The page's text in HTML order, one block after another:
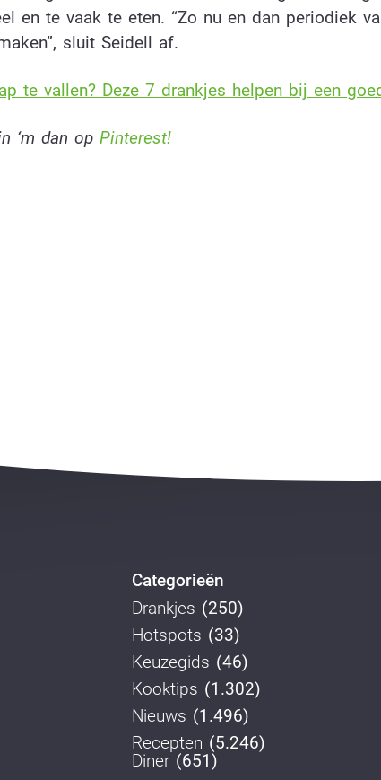
en te vaak te eten. “Zo nu en dan periodiek
sluit Seidell af.
te vallen? Deze 7 drankjes helpen bij een
‘m dan op Pinterest!
Categorieën
Drankjes (250)
Hotspots (33)
Keuzegids (46)
Kooktips (1.302)
Nieuws (1.496)
Recepten (5.246)
Diner(651)